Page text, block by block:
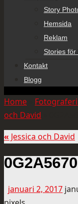
Story
Hemsida
Reklam
Stories
Kontakt
Blogg
Home
och David
« Jessica och David
0G2A5670
januari 2, 2017